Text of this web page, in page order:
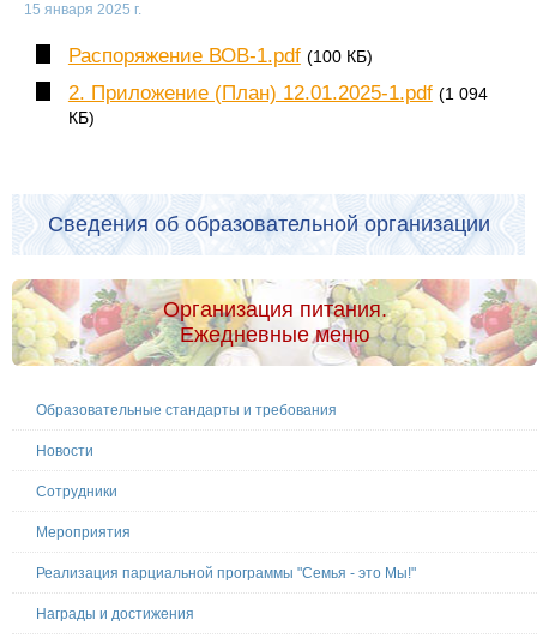
15 января 2025 г.
Распоряжение ВОВ-1.pdf (100 КБ)
2. Приложение (План) 12.01.2025-1.pdf (1 094
КБ)
Сведения об образовательной организации
Организация питания.
Ежедневные меню
Образовательные стандарты и требования
Новости
Сотрудники
Мероприятия
Реализация парциальной программы "Семья - это Мы!"
Награды и достижения